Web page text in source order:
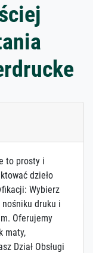
to prosty i
dzieło
Wybierz
druku i
Oferujemy
maty,
Dział Obsługi